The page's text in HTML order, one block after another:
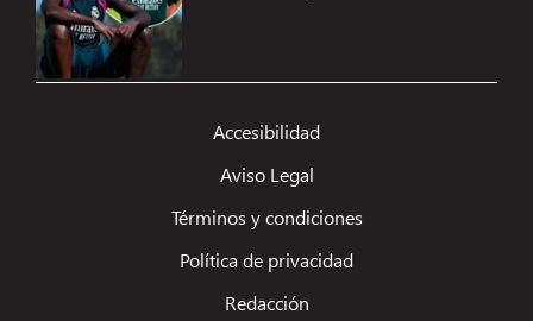
Gestionar el consentimiento de
información del dispositivo. Lo hacemos para mejorar la experiencia de
estas tecnologías nos permitirá procesar datos como el comportamiento de
consentimiento, puede afectar negativamente a ciertas características y
Accesibilidad
Aviso Legal
Términos y condiciones
Política de privacidad
Redacción